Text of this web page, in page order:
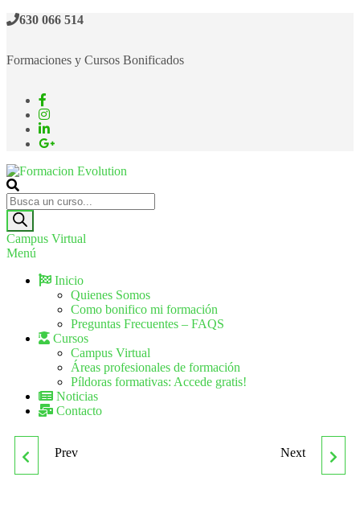
630 066 514
Formaciones y Cursos Bonificados
Formacion Evolution
Cursos de formación continua
Campus Virtual
Menú
Inicio
Quienes Somos
Como bonifico mi formación
Preguntas Frecuentes – FAQS
Cursos
Campus Virtual
Áreas profesionales de formación
Píldoras formativas: Accede gratis!
Noticias
Contacto
Prev LOS ENEMIGOS DE LAS
Next